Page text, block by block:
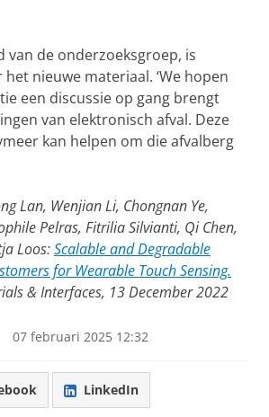
van de onderzoeksgroep, is
nieuwe materiaal. ‘We hopen
een discussie op gang brengt
van elektronisch afval. Deze
kan helpen om die afvalberg
Lan, Wenjian Li, Chongnan Ye,
Pelras, Fitrilia Silvianti, Qi Chen,
Loos:Scalable and Degradable
for Wearable Touch Sensing.
& Interfaces, 13 December 2022
07 februari 2025 12:32
LinkedIn